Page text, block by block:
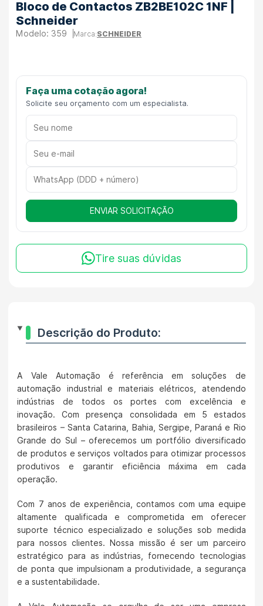
Bloco de Contactos ZB2BE102C 1NF |
Schneider
359 SCHNEIDER
Faça uma cotação agora!
Solicite seu orçamento com um especialista.
ENVIAR SOLICITAÇÃO
Tire suas dúvidas
Descrição do Produto:
A Vale Automação é referência em soluções de
automação industrial e materiais elétricos, atendendo
indústrias de todos os portes com excelência e
inovação. Com presença consolidada em 5 estados
brasileiros – Santa Catarina, Bahia, Sergipe, Paraná e Rio
Grande do Sul – oferecemos um portfólio diversificado
de produtos e serviços voltados para otimizar processos
produtivos e garantir eficiência máxima em cada
operação.
Com 7 anos de experiência, contamos com uma equipe
altamente qualificada e comprometida em oferecer
suporte técnico especializado e soluções sob medida
para nossos clientes. Nossa missão é ser um parceiro
estratégico para as indústrias, fornecendo tecnologias
de ponta que impulsionam a produtividade, a segurança
e a sustentabilidade.